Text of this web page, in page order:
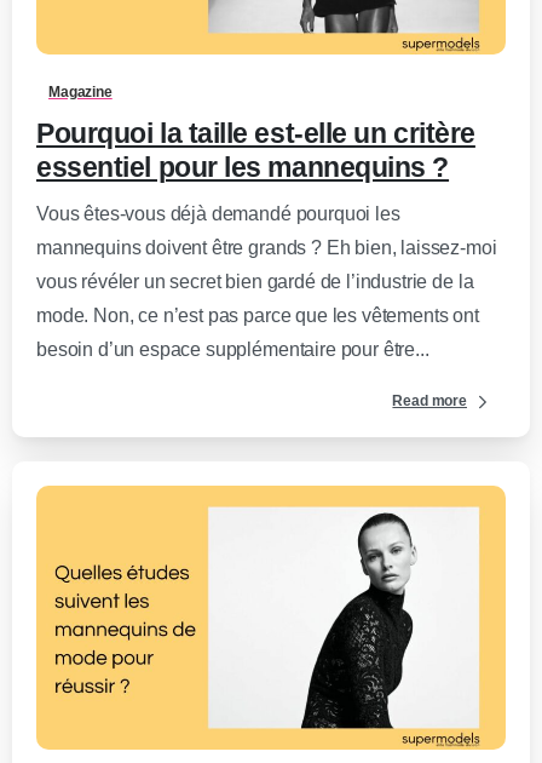
0
Magazine
Pourquoi la taille est-elle un critère
essentiel pour les mannequins ?
Vous êtes-vous déjà demandé pourquoi les
mannequins doivent être grands ? Eh bien, laissez-moi
vous révéler un secret bien gardé de l’industrie de la
mode. Non, ce n’est pas parce que les vêtements ont
besoin d’un espace supplémentaire pour être...
Read more
0